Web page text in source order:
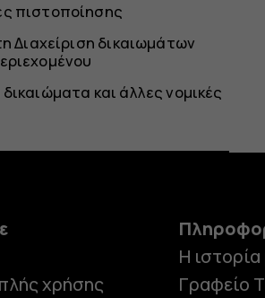
πιστοποίησης
Διαχείριση δικαιωμάτων
και άλλες νομικές
χρήσης
Η
Γραφείο